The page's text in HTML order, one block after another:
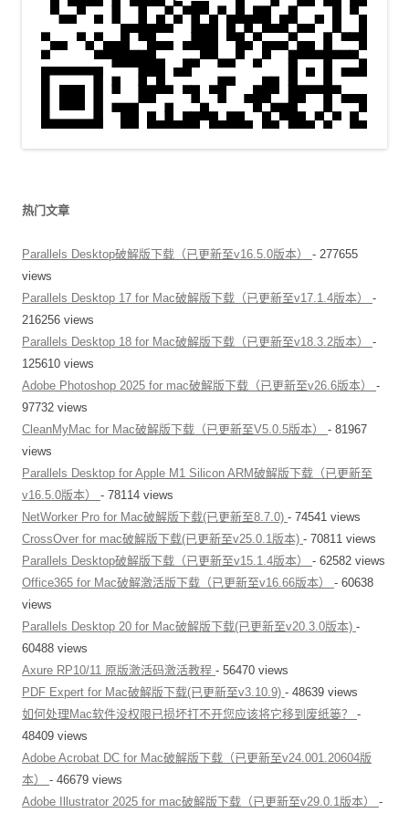
热门文章
Parallels Desktop破解版下载（已更新至v16.5.0版本） - 277655
views
Parallels Desktop 17 for Mac破解版下载（已更新至v17.1.4版本） -
216256 views
Parallels Desktop 18 for Mac破解版下载（已更新至v18.3.2版本） -
125610 views
Adobe Photoshop 2025 for mac破解版下载（已更新至v26.6版本） -
97732 views
CleanMyMac for Mac破解版下载（已更新至V5.0.5版本） - 81967
views
Parallels Desktop for Apple M1 Silicon ARM破解版下载（已更新至
v16.5.0版本） - 78114 views
NetWorker Pro for Mac破解版下载(已更新至8.7.0) - 74541 views
CrossOver for mac破解版下载(已更新至v25.0.1版本) - 70811 views
Parallels Desktop破解版下载（已更新至v15.1.4版本） - 62582 views
Office365 for Mac破解激活版下载（已更新至v16.66版本） - 60638
views
Parallels Desktop 20 for Mac破解版下载(已更新至v20.3.0版本) -
60488 views
Axure RP10/11 原版激活码激活教程 - 56470 views
PDF Expert for Mac破解版下载(已更新至v3.10.9) - 48639 views
如何处理Mac软件没权限已损坏打不开您应该将它移到废纸篓？ -
48409 views
Adobe Acrobat DC for Mac破解版下载（已更新至v24.001.20604版
本） - 46679 views
Adobe Illustrator 2025 for mac破解版下载（已更新至v29.0.1版本） -